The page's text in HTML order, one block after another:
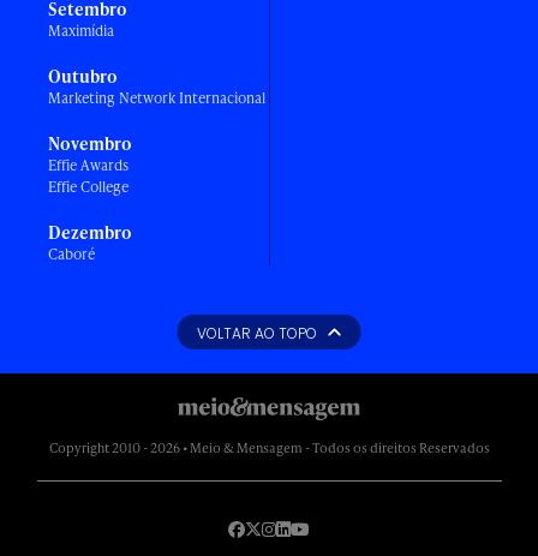
Setembro
Maximídia
Outubro
Marketing Network Internacional
Novembro
Effie Awards
Effie College
Dezembro
Caboré
VOLTAR AO TOPO
Copyright 2010 - 2026 • Meio & Mensagem - Todos os direitos Reservados